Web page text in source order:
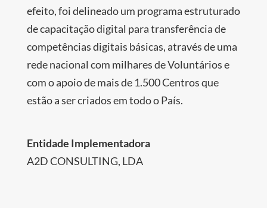
efeito, foi delineado um programa estruturado
de capacitação digital para transferência de
competências digitais básicas, através de uma
rede nacional com milhares de Voluntários e
com o apoio de mais de 1.500 Centros que
estão a ser criados em todo o País.
Entidade Implementadora
A2D CONSULTING, LDA